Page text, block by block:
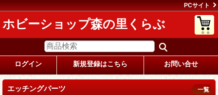
PCサイト
ホビーショップ森の里くらぶ
ログイン 新規登録はこちら お問い合せ
エッチングパーツ 一覧